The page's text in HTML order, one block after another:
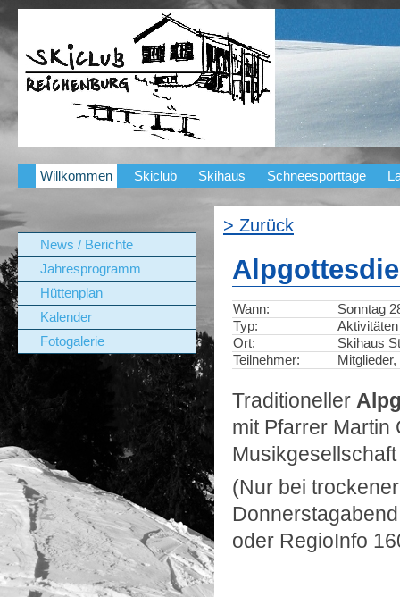
Willkommen Skiclub Skihaus Schneesporttage
News / Berichte
Jahresprogramm
Hüttenplan
Kalender
Fotogalerie
> Zurück
Wann:
Sonntag
Typ:
Aktivitäten
Ort:
Skihaus
Teilnehmer:
Traditioneller
mit Pfarrer Martin
(Nur bei
oder RegioInfo